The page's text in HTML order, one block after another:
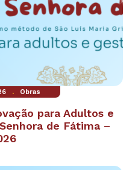
. Obras
para Adultos e
de Fátima –